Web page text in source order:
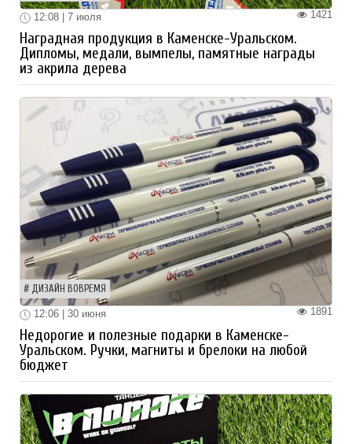
1421
12:08 | 7 июля
Наградная продукция в Каменске-Уральском.
Дипломы, медали, вымпелы, памятные награды
из акрила дерева
ДИЗАЙН ВОВРЕМЯ
1891
12:06 | 30 июня
Недорогие и полезные подарки в Каменске-
Уральском. Ручки, магниты и брелоки на любой
бюджет